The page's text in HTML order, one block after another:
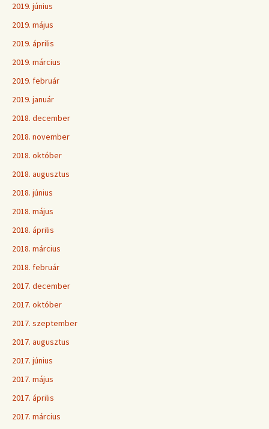
2019. június
2019. május
2019. április
2019. március
2019. február
2019. január
2018. december
2018. november
2018. október
2018. augusztus
2018. június
2018. május
2018. április
2018. március
2018. február
2017. december
2017. október
2017. szeptember
2017. augusztus
2017. június
2017. május
2017. április
2017. március